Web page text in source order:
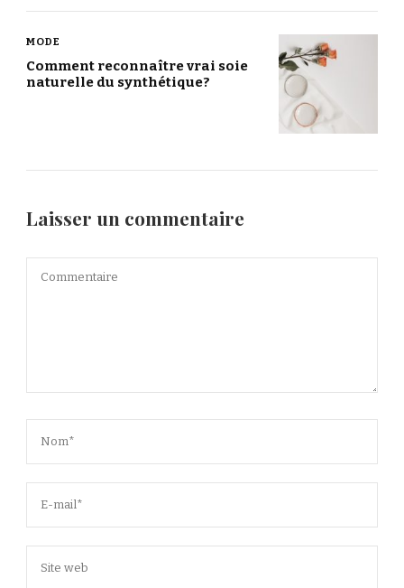
MODE
Comment reconnaître vrai soie
naturelle du synthétique?
Laisser un commentaire